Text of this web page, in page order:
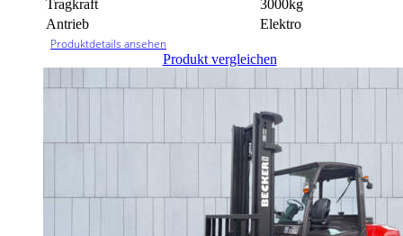
Tragkraft
3000kg
Antrieb
Elektro
Produktdetails ansehen
Produkt vergleichen